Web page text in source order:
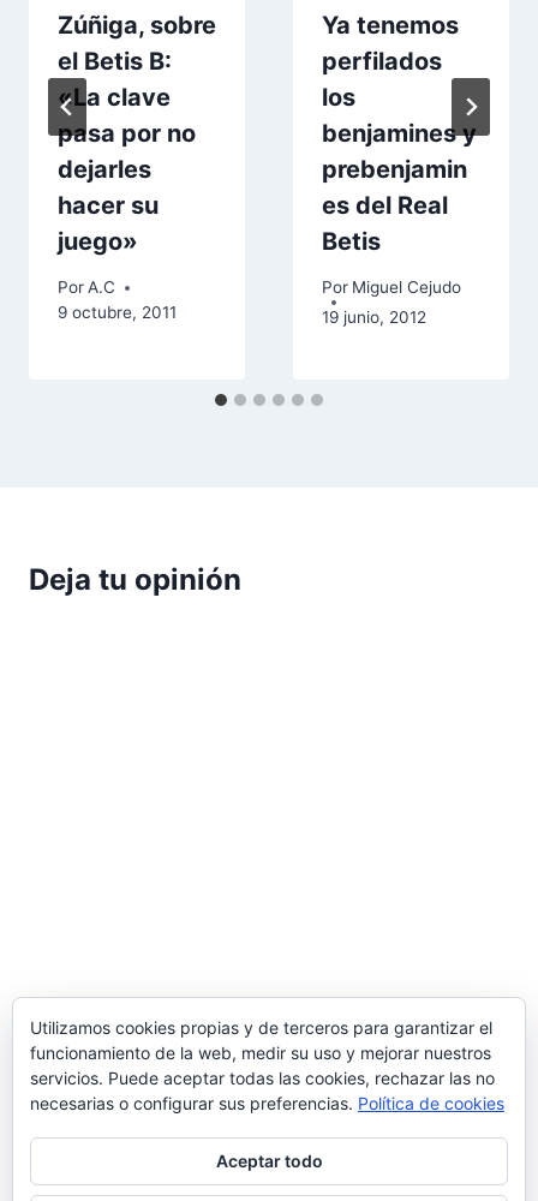
Zúñiga, sobre
el Betis B:
«La clave
pasa por no
dejarles
hacer su
juego»
PorA.C
9 octubre, 2011
Ya tenemos
perfilados
los
benjamines y
prebenjamin
es del Real
Betis
Por Miguel Cejudo
19 junio, 2012
Deja tu opinión
Utilizamos cookies propias y de terceros para garantizar el
funcionamiento de la web, medir su uso y mejorar nuestros
servicios. Puede aceptar todas las cookies, rechazar las no
necesarias o configurar sus preferencias. Política de cookies
Aceptar todo